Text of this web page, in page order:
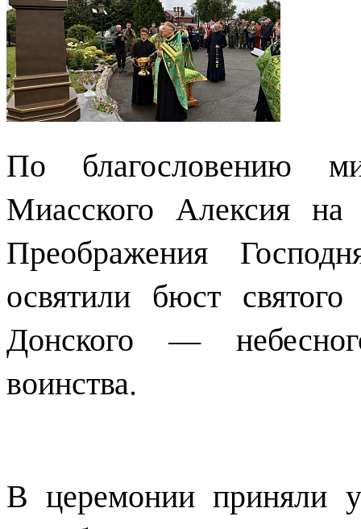
По благословению
Миасского Алексия на
Преображения
освятили бюст
Донского —
воинства.
В церемонии приняли